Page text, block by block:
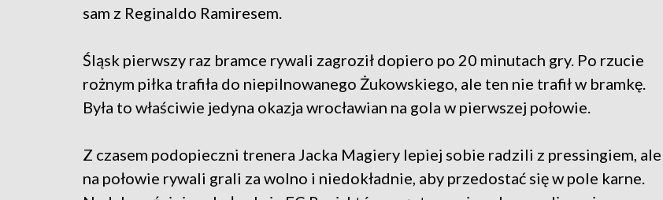
sam z Reginaldo Ramiresem.
Śląsk pierwszy raz bramce rywali zagroził dopiero po 20 minutach gry. Po rzucie
rożnym piłka trafiła do niepilnowanego Żukowskiego, ale ten nie trafił w bramkę.
Była to właściwie jedyna okazja wrocławian na gola w pierwszej połowie.
Z czasem podopieczni trenera Jacka Magiery lepiej sobie radzili z pressingiem, ale
na połowie rywali grali za wolno i niedokładnie, aby przedostać się w pole karne.